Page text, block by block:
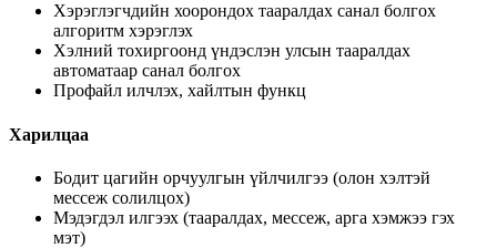
Хэрэглэгчдийн хоорондох тааралдах санал болгох
алгоритм хэрэглэх
Хэлний тохиргоонд үндэслэн улсын тааралдах
автоматаар санал болгох
Профайл илчлэх, хайлтын функц
Харилцаа
Бодит цагийн орчуулгын үйлчилгээ (олон хэлтэй
мессеж солилцох)
Мэдэгдэл илгээх (тааралдах, мессеж, арга хэмжээ гэх
мэт)